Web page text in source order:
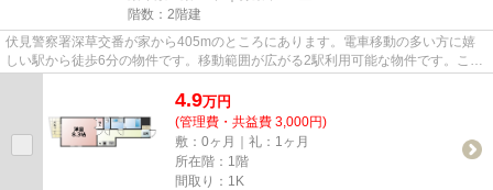
階数：2階建
伏見警察署深草交番が家から405mのところにあります。電車移動の多い方に嬉
しい駅から徒歩6分の物件です。移動範囲が広がる2駅利用可能な物件です。こだ
4.9万円
(管理費・共益費 3,000円)
敷：0ヶ月｜礼：1ヶ月
所在階：1階
間取り：1K